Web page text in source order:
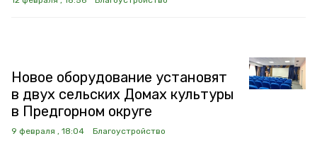
Новое оборудование установят
в двух сельских Домах культуры
в Предгорном округе
9 февраля , 18:04 Благоустройство